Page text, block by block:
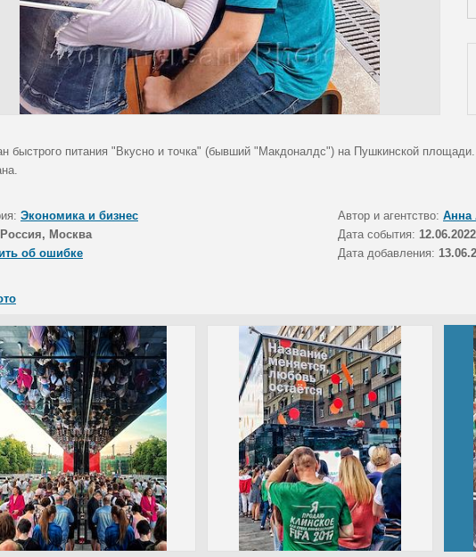
быстрого питания "Вкусно и точка" (бывший "Макдоналдс") на Пушкинской
Экономика и бизнес Автор и агентство: Анна
Россия, Москва Дата события: 12.06.2022
об ошибке
Дата добавления: